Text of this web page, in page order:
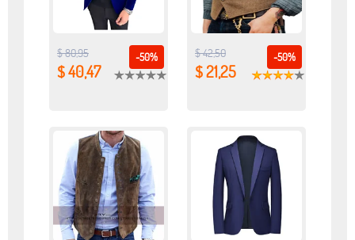
-50%
$ 80,95
$ 40,47
-50%
$ 42,50
$ 21,25